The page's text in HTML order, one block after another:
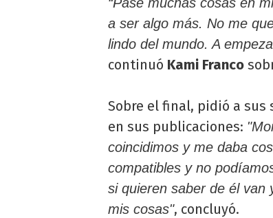
a ser algo más. No me
lindo del mundo. A
continuó Kami Franco
Sobre el final, pidió a sus
en sus publicaciones:
coincidimos y me daba
compatibles y no
si quieren saber de él van
mis cosas", concluyó.